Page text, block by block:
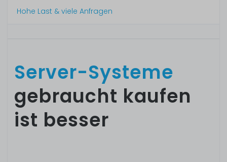
Hohe Last & viele Anfragen
Server-Systeme
gebraucht kaufen
ist besser